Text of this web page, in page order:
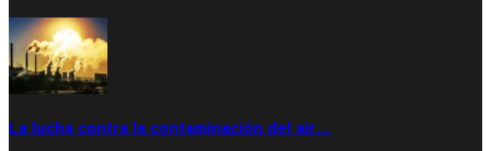
La lucha contra la contaminación del air…